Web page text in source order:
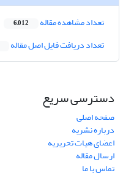
تعداد مشاهده مقاله 6,012
تعداد دریافت فایل اصل مقاله
دسترسی سریع
صفحه اصلی
درباره نشریه
اعضای هیات تحریریه
ارسال مقاله
تماس با ما